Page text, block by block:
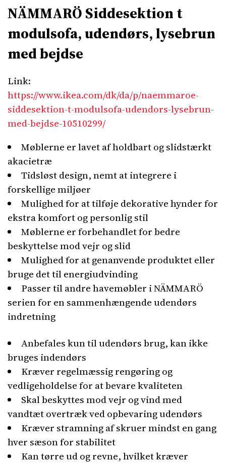
NÄMMARÖ Siddesektion t
modulsofa, udendørs, lysebrun
med bejdse
Link:
https://www.ikea.com/dk/da/p/naemmaroe-
siddesektion-t-modulsofa-udendors-lysebrun-
med-bejdse-10510299/
Møblerne er lavet af holdbart og slidstærkt
akacietræ
Tidsløst design, nemt at integrere i
forskellige miljøer
Mulighed for at tilføje dekorative hynder for
ekstra komfort og personlig stil
Møblerne er forbehandlet for bedre
beskyttelse mod vejr og slid
Mulighed for at genanvende produktet eller
bruge det til energiudvinding
Passer til andre havemøbler i NÄMMARÖ
serien for en sammenhængende udendørs
indretning
Anbefales kun til udendørs brug, kan ikke
bruges indendørs
Kræver regelmæssig rengøring og
vedligeholdelse for at bevare kvaliteten
Skal beskyttes mod vejr og vind med
vandtæt overtræk ved opbevaring udendørs
Kræver stramning af skruer mindst en gang
hver sæson for stabilitet
Kan tørre ud og revne, hvilket kræver